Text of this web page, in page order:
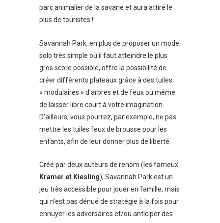
parc animalier de la savane et aura attiré le
plus de touristes !
Savannah Park, en plus de proposer un mode
solo très simple où il faut atteindre le plus
gros score possible, offre la possibilité de
créer différents plateaux grâce à des tuiles
« modulaires » d’arbres et de feux ou même
de laisser libre court à votre imagination.
D’ailleurs, vous pourrez, par exemple, ne pas
mettre les tuiles feux de brousse pour les
enfants, afin de leur donner plus de liberté.
Créé par deux auteurs de renom (les fameux
Kramer et Kiesling), Savannah Park est un
jeu très accessible pour jouer en famille, mais
qui n’est pas dénué de stratégie à la fois pour
ennuyer les adversaires et/ou anticiper des